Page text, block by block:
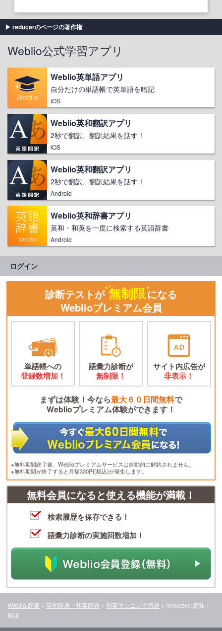
reducerのページの著作権
Weblio公式学習アプリ
Weblio英単語アプリ
自分だけの単語帳で英単語を暗記
iOS
Weblio英和翻訳アプリ
2秒で翻訳、翻訳結果を話す！
iOS
Weblio英和翻訳アプリ
2秒で翻訳、翻訳結果を話す！
Android
Weblio英和辞書アプリ
英和・和英を一度に検索する英語辞書
Android
ログイン
診断テストが 無制限になる
Weblioプレミアム会員
単語帳への
登録数増加！
語彙力診断が
無制限！
サイト内広告が
非表示！
まずは体験！今なら最大６０日間無料で
Weblioプレミアム体験ができます！
※無料期間終了後、Weblioプレミアムサービスは自動的に解約されません。
※無料期間が終了すると月額330円(税込)が発生します。
無料会員になると使える機能が満載！
検索履歴を保存できる！
語彙力診断の実施回数増加！
Weblio 辞書 > 英和辞典・和英辞典 > 和英マシニング用語 > reducerの意味・
解説